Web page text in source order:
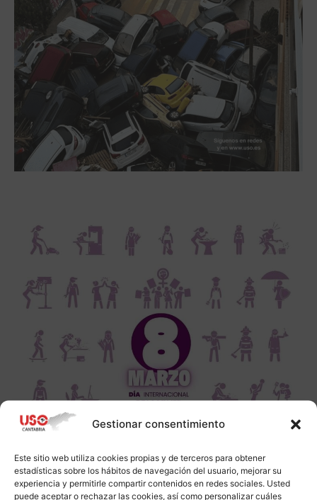
Gestionar consentimiento
Este sitio web utiliza cookies propias y de terceros para obtener
estadísticas sobre los hábitos de navegación del usuario, mejorar su
experiencia y permitirle compartir contenidos en redes sociales. Usted
puede aceptar o rechazar las cookies, así como personalizar cuáles